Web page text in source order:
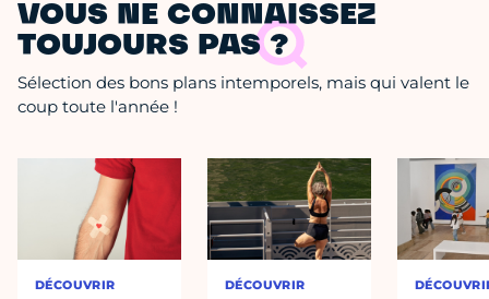
VOUS NE CONNAISSEZ
TOUJOURS PAS ?
Sélection des bons plans intemporels, mais qui valent le
coup toute l'année !
DÉCOUVRIR DÉCOUVRIR